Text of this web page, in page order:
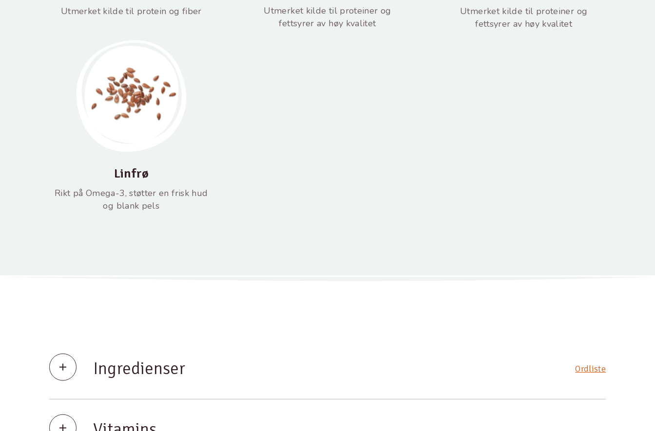
Utmerket kilde til protein og fiber
Utmerket kilde til proteiner og
fettsyrer av høy kvalitet
Utmerket kilde til proteiner og
fettsyrer av høy kvalitet
Linfrø
Rikt på Omega-3, støtter en frisk hud
og blank pels
Ingredienser Ordliste